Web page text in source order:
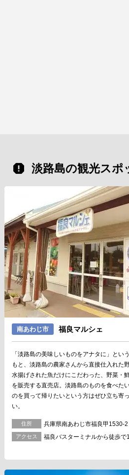
淡路島の観光スポ
南あわじ市 福良マルシェ
「淡路島の美味しいものをアナタに」とい
もと、淡路島の農家さんから直接仕入れた
水揚げされた魚だけにこだわった、野菜・
を販売する直売店。淡路島のものを食べた
のを買って帰りたいという方はぜひ立ち寄
い。
住所 兵庫県南あわじ市福良甲1530-2
アクセス 福良バスターミナルから徒歩で